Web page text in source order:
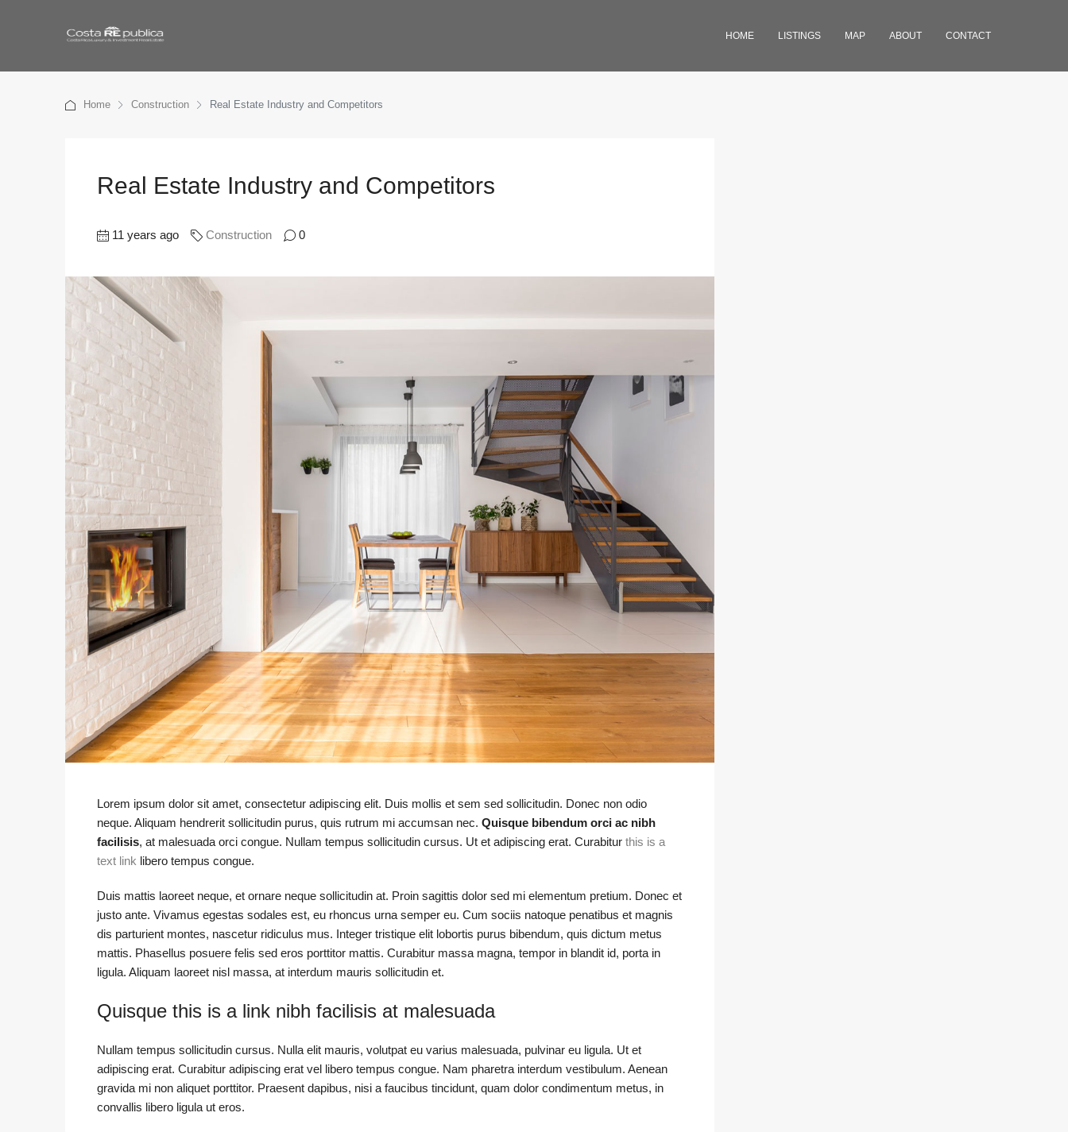
HOME LISTINGS MAP ABOUT CONTACT
Home Construction Real Estate Industry and Competitors
Real Estate Industry and Competitors
11 years ago Construction 0
Lorem ipsum dolor sit amet, consectetur adipiscing elit. Duis mollis et sem sed sollicitudin. Donec non odio
neque. Aliquam hendrerit sollicitudin purus, quis rutrum mi accumsan nec. Quisque bibendum orci ac nibh
facilisis, at malesuada orci congue. Nullam tempus sollicitudin cursus. Ut et adipiscing erat. Curabitur this is a
text link libero tempus congue.
Duis mattis laoreet neque, et ornare neque sollicitudin at. Proin sagittis dolor sed mi elementum pretium. Donec et
justo ante. Vivamus egestas sodales est, eu rhoncus urna semper eu. Cum sociis natoque penatibus et magnis
dis parturient montes, nascetur ridiculus mus. Integer tristique elit lobortis purus bibendum, quis dictum metus
mattis. Phasellus posuere felis sed eros porttitor mattis. Curabitur massa magna, tempor in blandit id, porta in
ligula. Aliquam laoreet nisl massa, at interdum mauris sollicitudin et.
Quisque this is a link nibh facilisis at malesuada
Nullam tempus sollicitudin cursus. Nulla elit mauris, volutpat eu varius malesuada, pulvinar eu ligula. Ut et
adipiscing erat. Curabitur adipiscing erat vel libero tempus congue. Nam pharetra interdum vestibulum. Aenean
gravida mi non aliquet porttitor. Praesent dapibus, nisi a faucibus tincidunt, quam dolor condimentum metus, in
convallis libero ligula ut eros.